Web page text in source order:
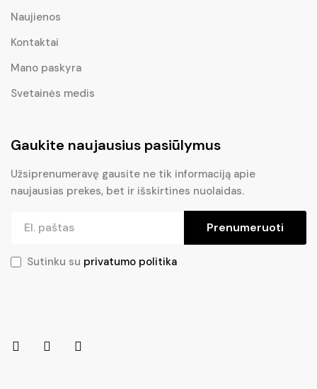
Naujienos
Kontaktai
Mano paskyra
Svetainės medis
Gaukite naujausius pasiūlymus
Užsiprenumeravę gausite ne tik informaciją apie
naujausias prekes, bet ir išskirtines nuolaidas.
Prenumeruoti
Sutinku su privatumo politika